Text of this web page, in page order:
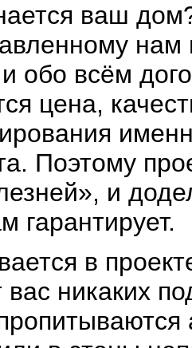
ваш
обо всём
цена,
Поэтому
и
гарантирует.
в
вас никаких